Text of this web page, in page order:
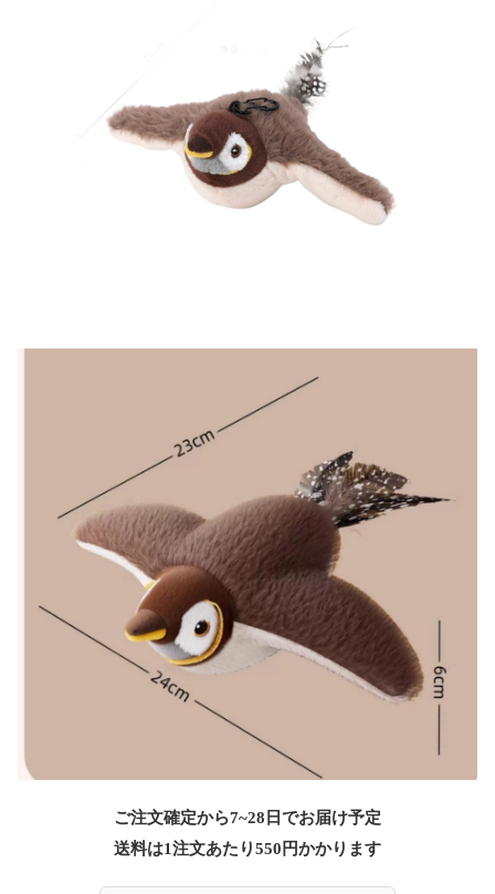
ご注文確定から7~28日でお届け予定
送料は1注文あたり550 円かかります